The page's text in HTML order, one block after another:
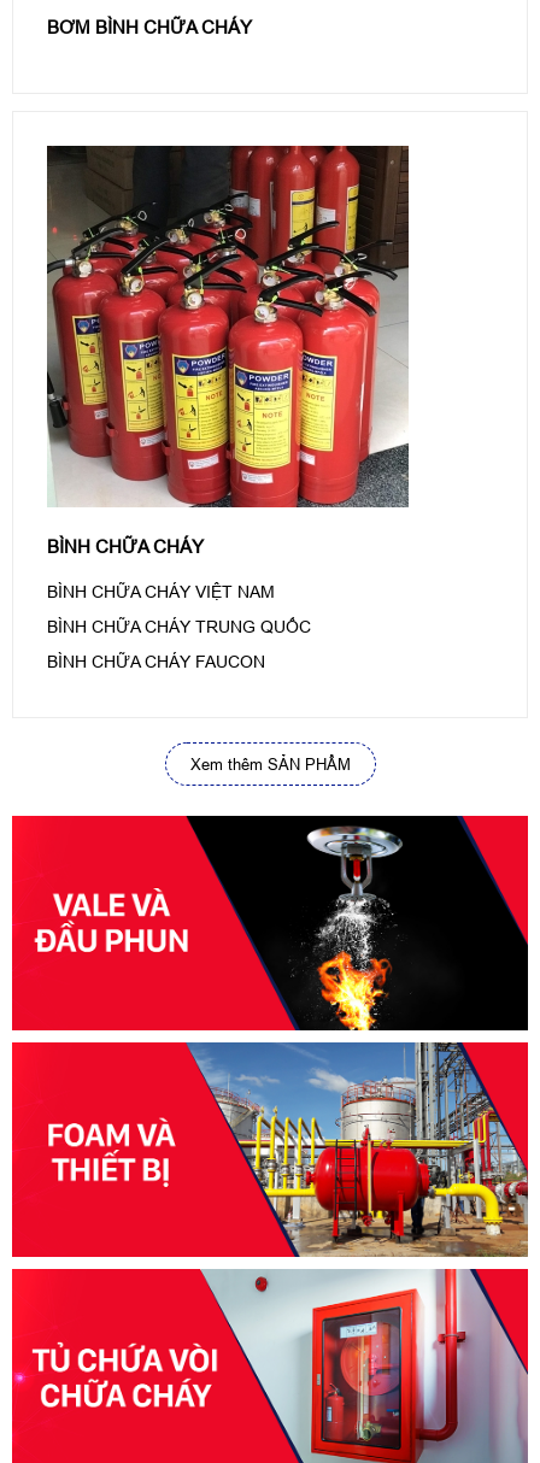
BƠM BÌNH CHỮA CHÁY
BÌNH CHỮA CHÁY
BÌNH CHỮA CHÁY VIỆT NAM
BÌNH CHỮA CHÁY TRUNG QUỐC
BÌNH CHỮA CHÁY FAUCON
Xem thêm SẢN PHẨM